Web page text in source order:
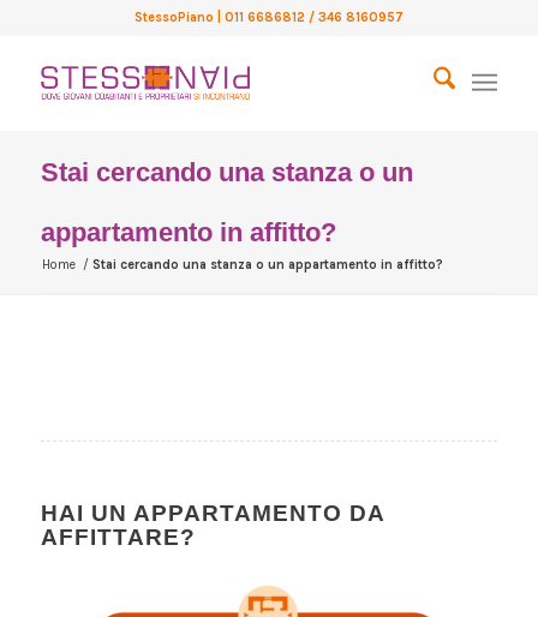
StessoPiano | 011 6686812 / 346 8160957
Stai cercando una stanza o un
appartamento in affitto?
Home / Stai cercando una stanza o un appartamento in affitto?
HAI UN APPARTAMENTO DA
AFFITTARE?